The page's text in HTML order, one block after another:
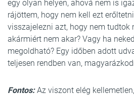
egy olyan helyen, ahová nem is
rájöttem, hogy nem kell ezt
visszajelezni azt, hogy nem tudtok
akármiért nem akar? Vagy ha
megoldható? Egy időben adott
teljesen rendben van,
Fontos:Az viszont elég